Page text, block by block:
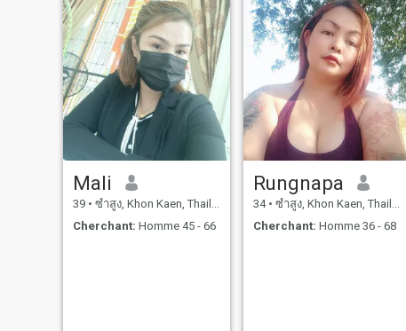
Mali
39 • ซำสูง, Khon Kaen, Thailande
Cherchant: Homme 45 - 66
Rungnapa
34 • ซำสูง, Khon Kaen, Thailande
Cherchant: Homme 36 - 68